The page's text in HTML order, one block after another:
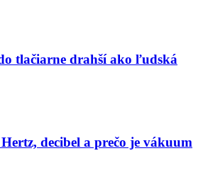
tlačiarne drahší ako ľudská
decibel a prečo je vákuum